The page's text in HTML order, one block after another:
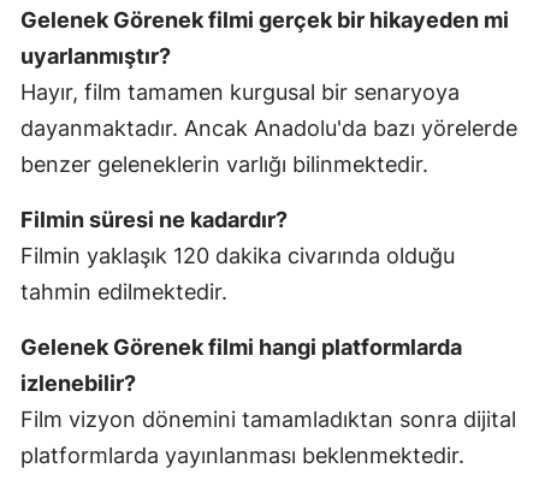
Gelenek Görenek filmi gerçek bir hikayeden mi
uyarlanmıştır?
Hayır, film tamamen kurgusal bir senaryoya
dayanmaktadır. Ancak Anadolu'da bazı yörelerde
benzer geleneklerin varlığı bilinmektedir.
Filmin süresi ne kadardır?
Filmin yaklaşık 120 dakika civarında olduğu
tahmin edilmektedir.
Gelenek Görenek filmi hangi platformlarda
izlenebilir?
Film vizyon dönemini tamamladıktan sonra dijital
platformlarda yayınlanması beklenmektedir.